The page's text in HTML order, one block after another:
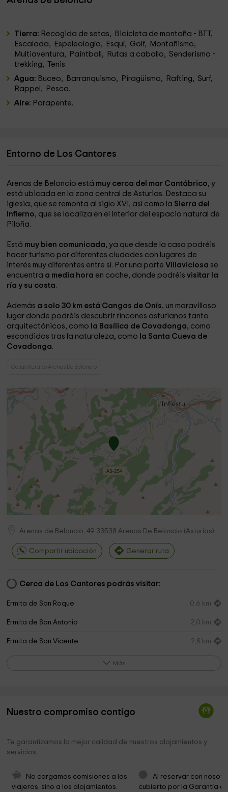
Tierra: Recogida de setas, Bicicleta de montaña - BTT,
Escalada, Espeleología, Esquí, Golf, Montañismo,
Multiaventura, Paintball, Rutas a caballo, Senderismo -
trekking, Tenis.
Agua: Buceo, Barranquismo, Piragüismo, Rafting, Surf,
Rappel, Pesca.
Aire: Parapente.
Entorno de Los Cantores
Arenas de Beloncio está muy cerca del mar Cantábrico, y
está ubicada en la zona central de Asturias. Destaca su
iglesia, que se remonta al siglo XVI, así como la Sierra del
Infierno, que se localiza en el interior del espacio natural de
Piloña.
Está muy bien comunicada, ya que desde la casa podréis
hacer turismo por diferentes ciudades con lugares de
interés muy diferentes entre sí. Por una parteVillaviciosa se
encuentra a media hora en coche, donde podréisvisitar la
ría y su costa.
Además a solo 30 km está Cangas de Onís, un maravilloso
lugar donde podréis descubrir rincones asturianos tanto
arquitectónicos, como la Basílica de Covadonga, como
escondidos tras la naturaleza, como la Santa Cueva de
Covadonga.
Casas Rurales Arenas De Beloncio
Arenas de Beloncio, 49 33538 Arenas De Beloncio (Asturias)
Compartir ubicación Generar ruta
Cerca de Los Cantores podrás visitar:
Ermita de San Roque 0,6 km
Ermita de San Antonio 2,0 km
Ermita de San Vicente 2,8 km
Centro de Dinamización Tecnológica Local de
Ayuntamiento de Piloña 4,1 km
THE HOUSE OF TIME 4,1 km
iglesia espinaredo 4,3 km
Más
Nuestro compromiso contigo
Te garantizamos la mejor calidad de nuestros alojamientos y
servicios
No cargamos comisiones a los
viajeros, sino a los alojamientos.
Al reservar con
cubierto por la Garantía